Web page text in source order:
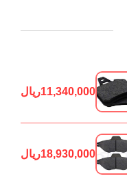
11,340,000ریال
18,930,000ریال